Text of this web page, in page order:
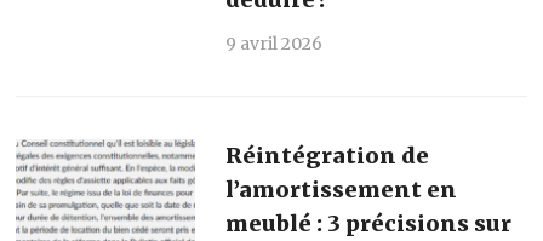
9 avril 2026
Réintégration de
l’amortissement en
meublé : 3 précisions sur